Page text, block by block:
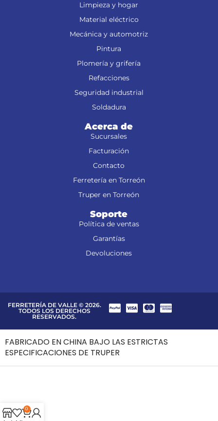
Limpieza y hogar
Material eléctrico
Mecánica y automotriz
Pintura
Plomería y grifería
Refacciones
Seguridad industrial
Soldadura
Acerca de
Sucursales
Facturación
Contacto
Ferretería en Torreón
Truper en Torreón
Soporte
Política de ventas
Garantías
Devoluciones
FERRETERÍA DE VALLE © 2026.
TODOS LOS DERECHOS
RESERVADOS.
0
FABRICADO EN CHINA BAJO LAS ESTRICTAS
ESPECIFICACIONES DE TRUPER